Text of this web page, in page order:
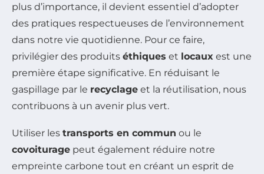
plus d’importance, il devient essentiel d’adopter
des pratiques respectueuses de l’environnement
dans notre vie quotidienne. Pour ce faire,
privilégier des produits éthiques et locaux est une
première étape significative. En réduisant le
gaspillage par le recyclage et la réutilisation, nous
contribuons à un avenir plus vert.
Utiliser les transports en commun ou le
covoiturage peut également réduire notre
empreinte carbone tout en créant un esprit de